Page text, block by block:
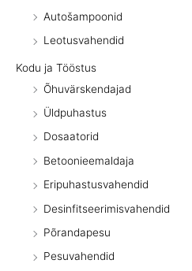
Autošampoonid
Leotusvahendid
Kodu ja Tööstus
Õhuvärskendajad
Üldpuhastus
Dosaatorid
Betoonieemaldaja
Eripuhastusvahendid
Desinfitseerimisvahendid
Põrandapesu
Pesuvahendid